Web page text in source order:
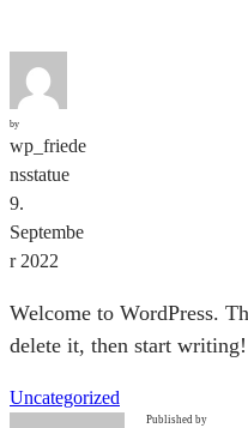
by
wp_friede
nsstatue
9.
Septembe
r 2022
Welcome to WordPress.
delete it, then start writing!
Uncategorized
Published by